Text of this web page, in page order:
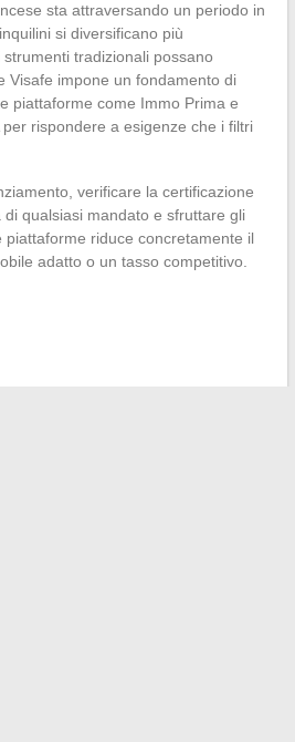
sta attraversando un periodo in
si diversificano più
tradizionali possano
Visafe impone un fondamento di
piattaforme come Immo Prima e
per rispondere a esigenze che i filtri
verificare la certificazione
qualsiasi mandato e sfruttare gli
riduce concretamente il
adatto o un tasso competitivo.